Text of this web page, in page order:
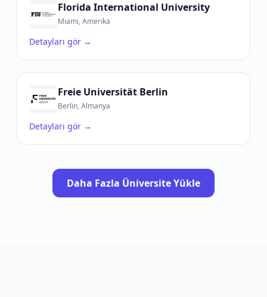
Florida International University
Miami, Amerika
Detayları gör →
Freie Universität Berlin
Berlin, Almanya
Detayları gör →
Daha Fazla Üniversite Yükle